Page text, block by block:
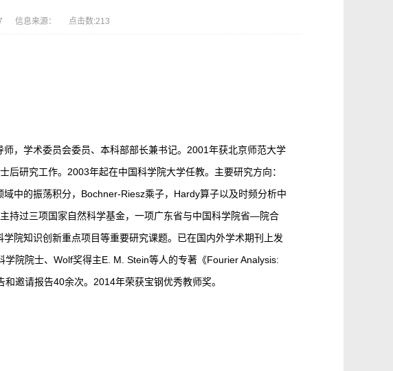
信息来源： 点击数:213
，学术委员会委员、本科部部长兼书记。2001年获北京师范大学
研究工作。2003年起在中国科学院大学任教。主要研究方向：
中的振荡积分，Bochner-Riesz乘子，Hardy算子以及时频分析中
持过三项国家自然科学基金，一项广东省与中国科学院省—院合
院知识创新重点项目等重要研究课题。已在国内外学术期刊上发
院院士、Wolf奖得主E. M. Stein等人的专著《Fourier Analysis:
邀请报告40余次。2014年荣获宝钢优秀教师奖。